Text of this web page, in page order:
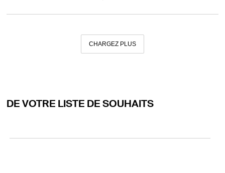
CHARGEZ PLUS
DE VOTRE LISTE DE SOUHAITS